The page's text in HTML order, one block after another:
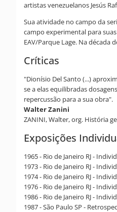
artistas venezuelanos Jesús
Sua atividade no campo da
campo experimental para
EAV/Parque Lage. Na década
Críticas
"Dionísio Del Santo (...)
se a elas equilibradas
repercussão para a sua obra".
Walter Zanini
ZANINI, Walter, org. História
Exposições
1965 - Rio de Janeiro RJ -
1973 - Rio de Janeiro RJ -
1974 - Rio de Janeiro RJ -
1976 - Rio de Janeiro RJ -
1986 - Rio de Janeiro RJ -
1987 - São Paulo SP -